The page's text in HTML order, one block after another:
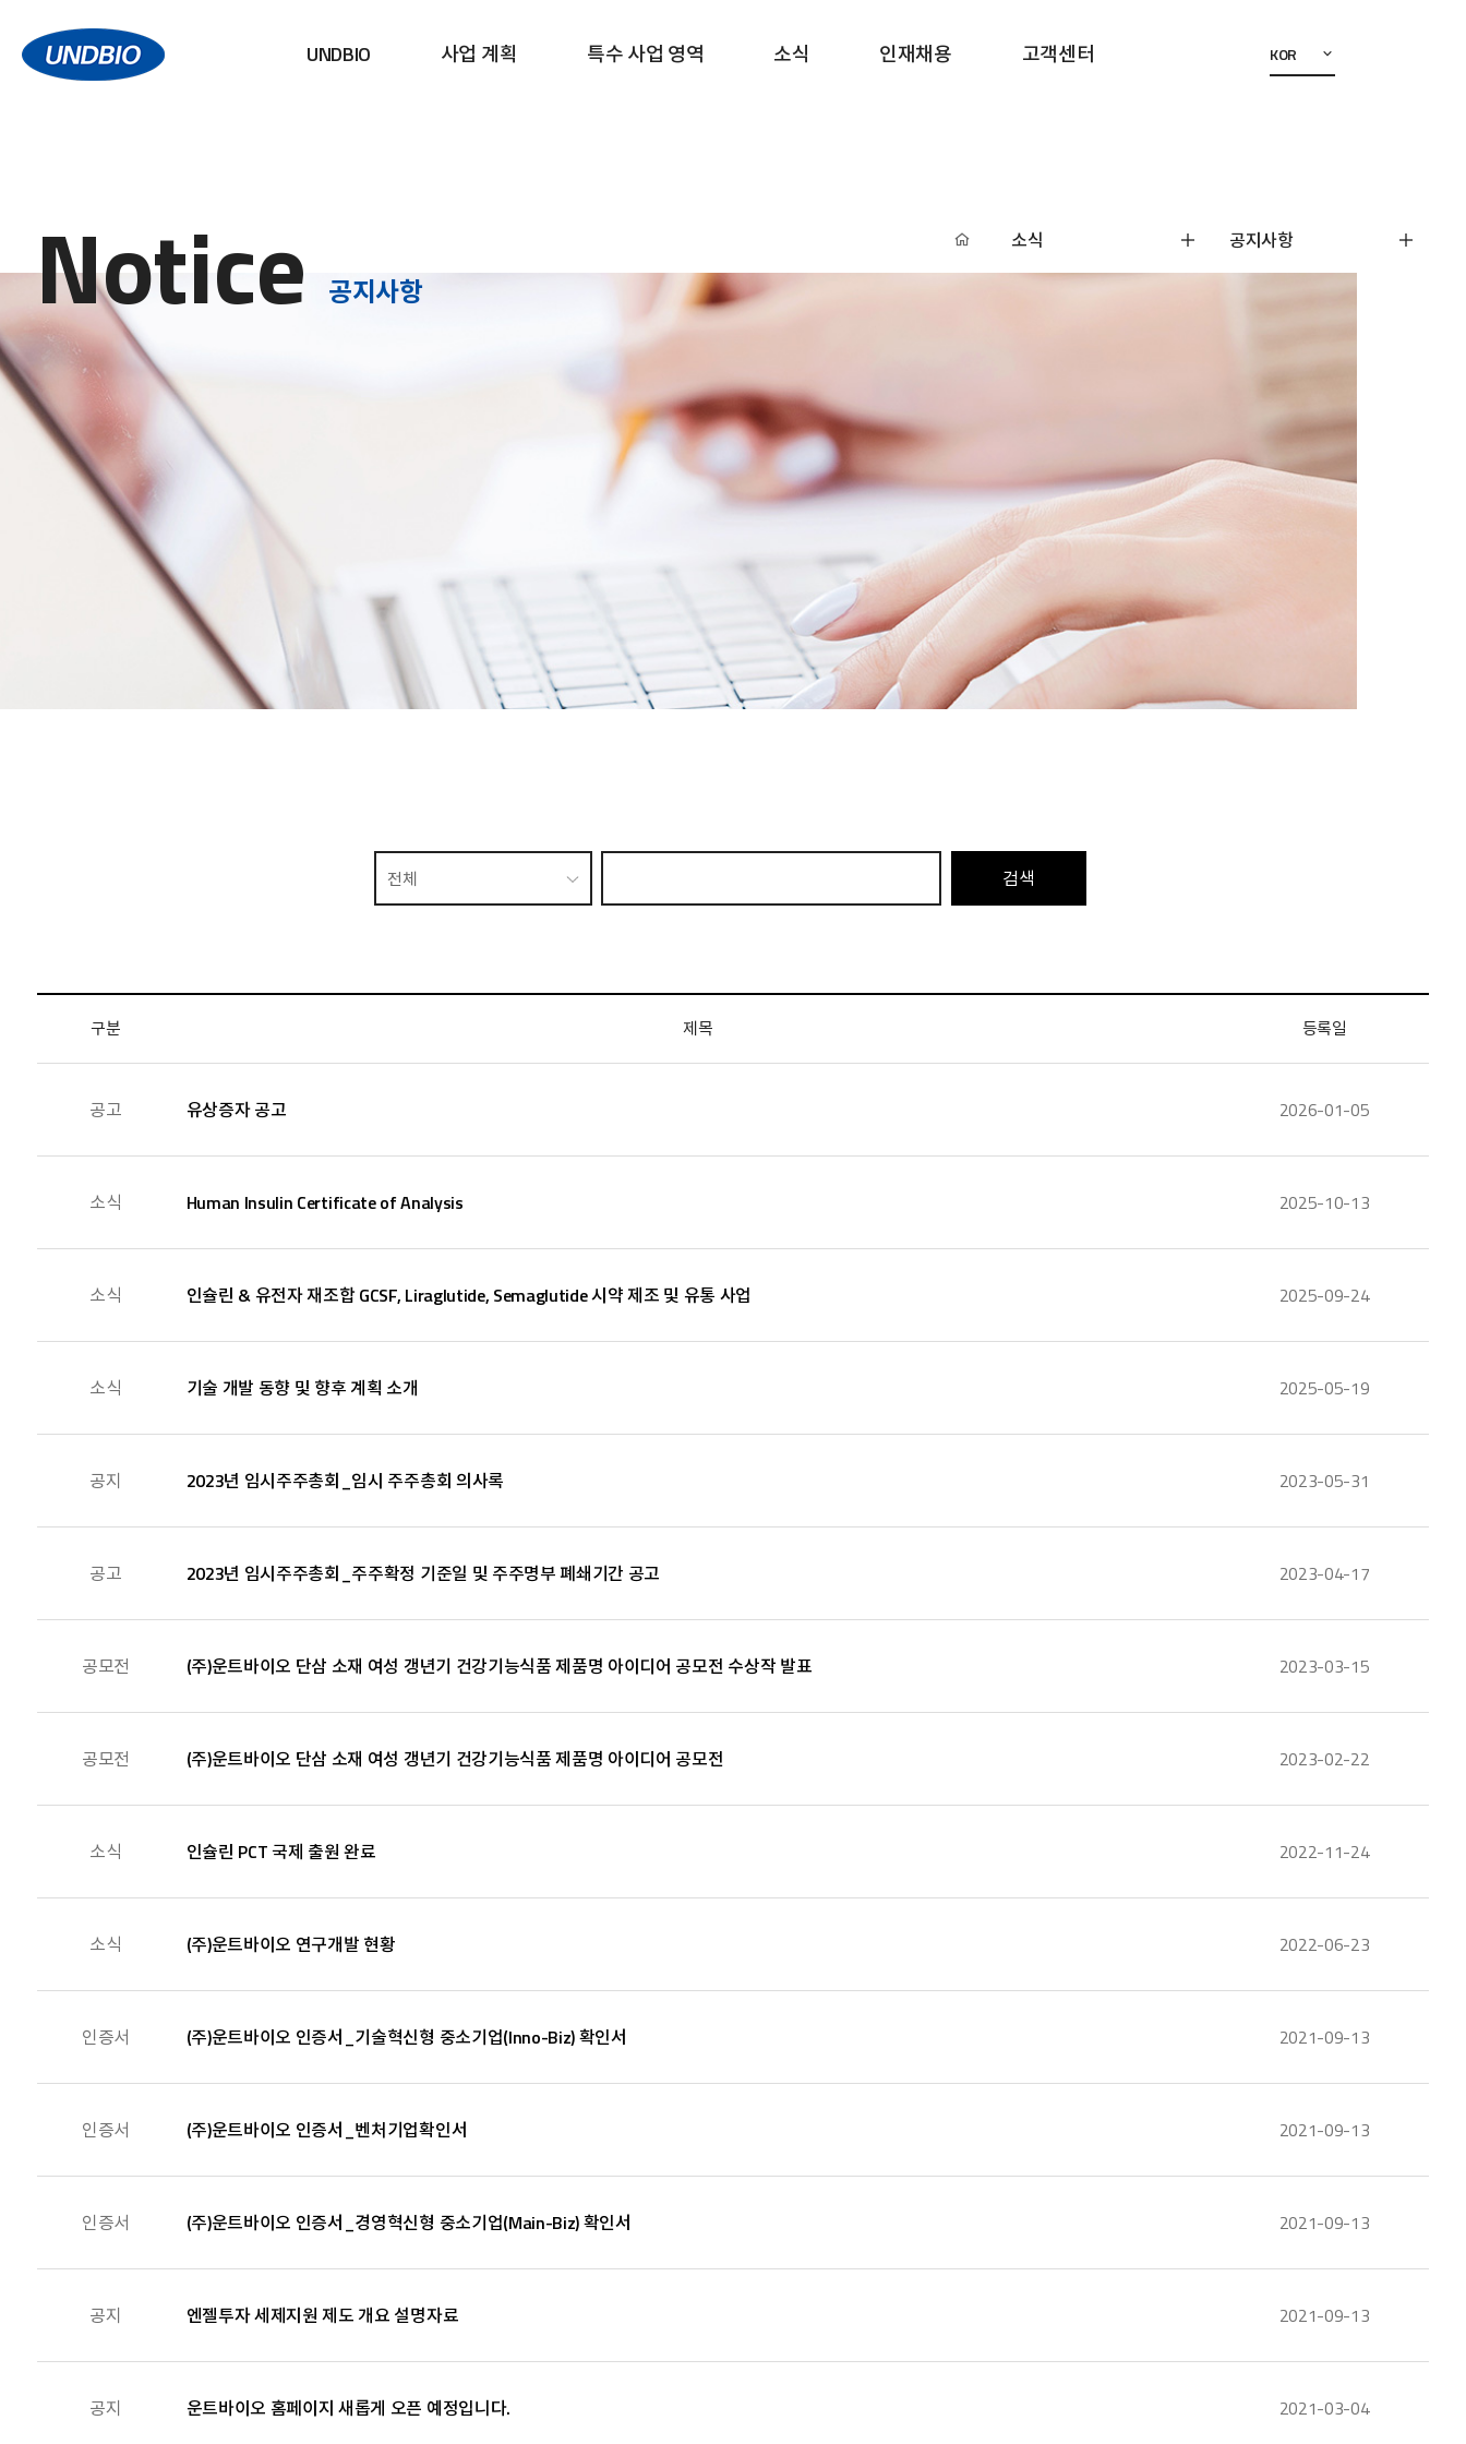
UNDBIO 사업 계획 특수 사업 영역 소식 인재채용 고객센터 KOR
Notice 공지사항
소식 공지사항
구분 제목 등록일
공고 유상증자 공고 2026-01-05
소식 Human Insulin Certificate of Analysis 2025-10-13
소식 인슐린 & 유전자 재조합 GCSF, Liraglutide, Semaglutide 시약 제조 및 유통 사업 2025-09-24
소식 기술 개발 동향 및 향후 계획 소개 2025-05-19
공지 2023년 임시주주총회_임시 주주총회 의사록 2023-05-31
공고 2023년 임시주주총회_주주확정 기준일 및 주주명부 폐쇄기간 공고 2023-04-17
공모전 (주)운트바이오 단삼 소재 여성 갱년기 건강기능식품 제품명 아이디어 공모전 수상작 발표 2023-03-15
공모전 (주)운트바이오 단삼 소재 여성 갱년기 건강기능식품 제품명 아이디어 공모전 2023-02-22
소식 인슐린 PCT 국제 출원 완료 2022-11-24
소식 (주)운트바이오 연구개발 현황 2022-06-23
인증서 (주)운트바이오 인증서_기술혁신형 중소기업(Inno-Biz) 확인서 2021-09-13
인증서 (주)운트바이오 인증서_벤처기업확인서 2021-09-13
인증서 (주)운트바이오 인증서_경영혁신형 중소기업(Main-Biz) 확인서 2021-09-13
공지 엔젤투자 세제지원 제도 개요 설명자료 2021-09-13
공지 운트바이오 홈페이지 새롭게 오픈 예정입니다. 2021-03-04